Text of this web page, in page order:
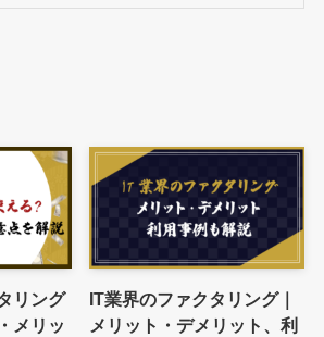
リング
メリッ
IT業界のファクタリング｜
メリット・デメリット、利